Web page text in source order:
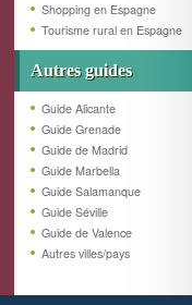
Shopping en Espagne
Tourisme rural en Espagne
Autres guides
Guide Alicante
Guide Grenade
Guide de Madrid
Guide Marbella
Guide Salamanque
Guide Séville
Guide de Valence
Autres villes/pays